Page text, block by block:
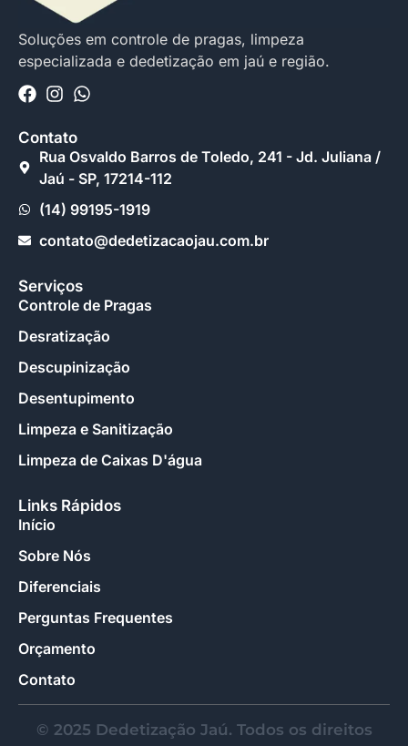
Soluções em controle de pragas, limpeza
especializada e dedetização em jaú e região.
Contato
Rua Osvaldo Barros de Toledo, 241 - Jd. Juliana /
Jaú - SP, 17214-112
(14) 99195-1919
contato@dedetizacaojau.com.br
Serviços
Controle de Pragas
Desratização
Descupinização
Desentupimento
Limpeza e Sanitização
Limpeza de Caixas D'água
Links Rápidos
Início
Sobre Nós
Diferenciais
Perguntas Frequentes
Orçamento
Contato
© 2025 Dedetização Jaú. Todos os direitos